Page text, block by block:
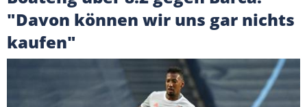
"Davon können wir uns gar nichts
kaufen"